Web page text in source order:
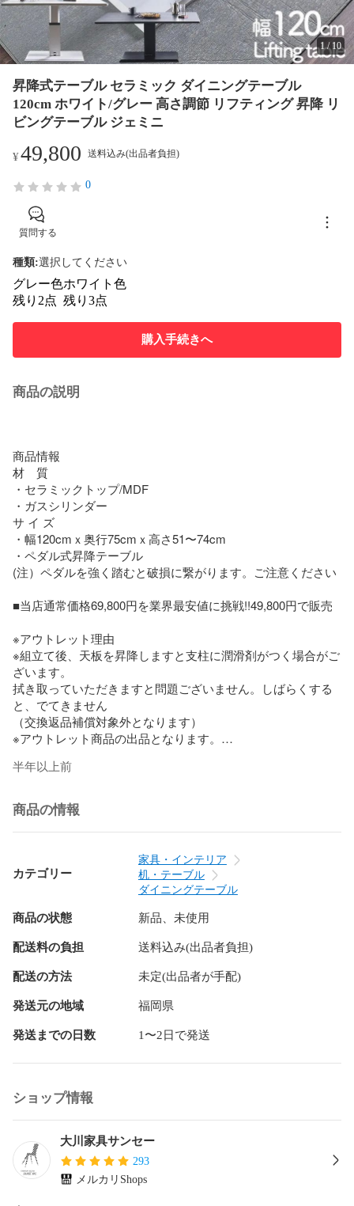
1/ 10
昇降式テーブル セラミック ダイニングテーブル
120cm ホワイト/グレー 高さ調節 リフティング 昇降 リ
ビングテーブル ジェミニ
¥49,800 送料込み(出品者負担)
0
質問する
種類:選択してください
グレー色
残り2点
ホワイト色
残り3点
購入手続きへ
商品の説明
商品情報
材　質
・セラミックトップ/MDF
・ガスシリンダー
サ イ ズ
・幅120cmｘ奥行75cmｘ高さ51〜74cm
・ペダル式昇降テーブル
(注）ペダルを強く踏むと破損に繋がります。ご注意ください
■当店通常価格69,800円を業界最安値に挑戦!!49,800円で販売
※アウトレット理由
※組立て後、天板を昇降しますと支柱に潤滑剤がつく場合がご
ざいます。
拭き取っていただきますと問題ございません。しばらくする
と、でてきません
（交換返品補償対象外となります）
※アウトレット商品の出品となります。
合も御座います
す。
※モニターの発色の具合によって実際のものと多少色が異なる
場合があります。
※写真上の付属品は商品に含まれません。
・土台裏や見えないところは、基本的に強度のみ重視となっ
■送料無料
（北海道、東北、沖縄、離島は別途送料がかかります。
自動加算となりませんので、メールで必ずご確認ください）
■こちらの商品は、玄関渡し（お客様組立)商品となります。
半年以上前
商品の情報
カテゴリー
家具・インテリア
机・テーブル
ダイニングテーブル
商品の状態 新品、未使用
配送料の負担 送料込み(出品者負担)
配送の方法 未定(出品者が手配)
発送元の地域 福岡県
発送までの日数 1〜2日で発送
ショップ情報
大川家具サンセー
293
メルカリShops